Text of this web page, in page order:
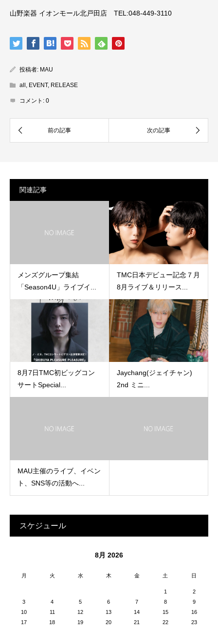
山野楽器 イオンモール北戸田店 TEL:048-449-3110
投稿者: MAU
all , EVENT, RELEASE
コメント: 0
関連記事
メンズグループ集結
「Season4U」ライブイ...
TMC日本デビュー記念７月
8月ライブ＆リリース...
8月7日TMC初ビッグコン
サートSpecial...
Jaychang(ジェイチャン)
2nd ミニ...
MAU主催のライブ、イベン
ト、SNS等の活動へ...
スケジュール
8月 2026
月 火 水 木 金 土 日
1
2
3
4 5 6 7 8
9
10
11 12 13 14 15
16
17
18 19 20 21 22
23